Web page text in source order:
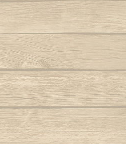
casa
e Tucum e
(Abada)
guerreiro)
(Capoeira
sinha
Autor :
O
Autor : Mestre
O negro,
Autor : Cobra
O pé passou
Le pied est passé
Et le gamin n'a pas
Le pied est passé
Et le gamin n'a pas
C'est ça la capoeira